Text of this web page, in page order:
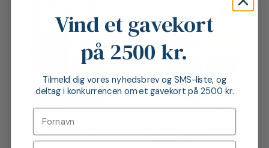
Loch
Sound, 1L
Vind et gavekort
på 2500 kr.
Tilmeld dig vores nyhedsbrev og SMS-liste, og
deltag i konkurrencen om et gavekort på 2500 kr.